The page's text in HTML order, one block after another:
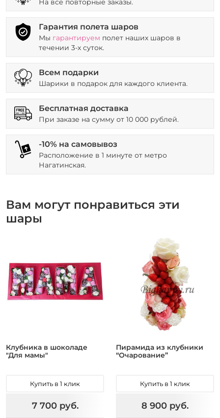
Гарантия полета шаров
Мы гарантируем полет наших шаров в
течении 3-х суток.
Всем подарки
Шарики в подарок для каждого клиента.
Бесплатная доставка
При заказе на сумму от 10 000 рублей.
-10% на самовывоз
Расположение в 1 минуте от метро
Нагатинская.
Вам могут понравиться эти
шары
Клубника в шоколаде
"Для мамы"
Купить в 1 клик
7 700 руб.
Пирамида из клубники
“Очарование”
Купить в 1 клик
8 900 руб.